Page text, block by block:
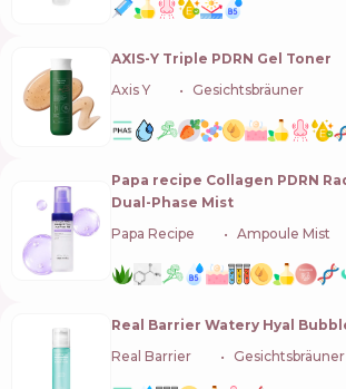
AXIS-Y Triple PDRN Gel Toner
Axis Y
Gesichtsbräuner
Papa recipe Collagen PDRN
Dual-Phase Mist
Papa Recipe
Ampoule Mist
Real Barrier Watery Hyal
Real Barrier
Gesichtsbräuner